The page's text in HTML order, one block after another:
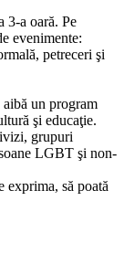
3-a oară. Pe
evenimente:
petreceri şi
un program
şi educaţie.
grupuri
LGBT şi non-
exprima, să poată